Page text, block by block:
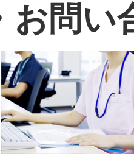
お問い